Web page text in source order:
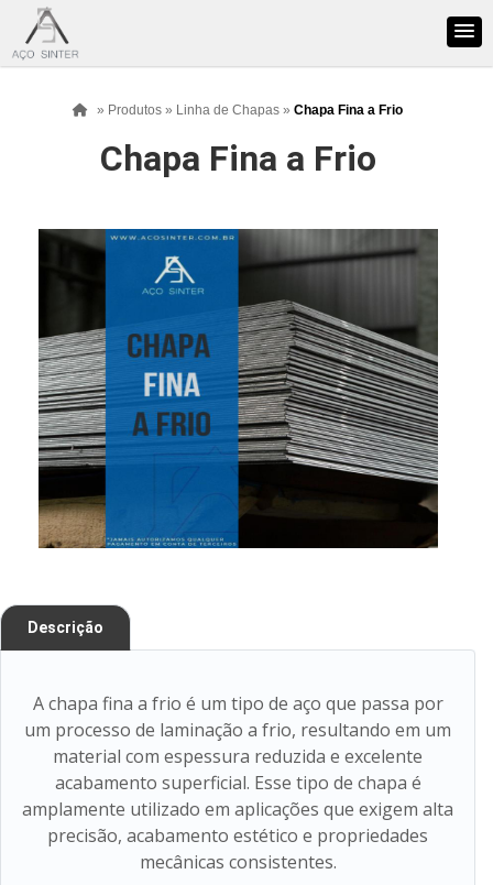
» Produtos » Linha de Chapas » Chapa Fina a Frio
Chapa Fina a Frio
Descrição
A chapa fina a frio é um tipo de aço que passa por
um processo de laminação a frio, resultando em um
material com espessura reduzida e excelente
acabamento superficial. Esse tipo de chapa é
amplamente utilizado em aplicações que exigem alta
precisão, acabamento estético e propriedades
mecânicas consistentes.